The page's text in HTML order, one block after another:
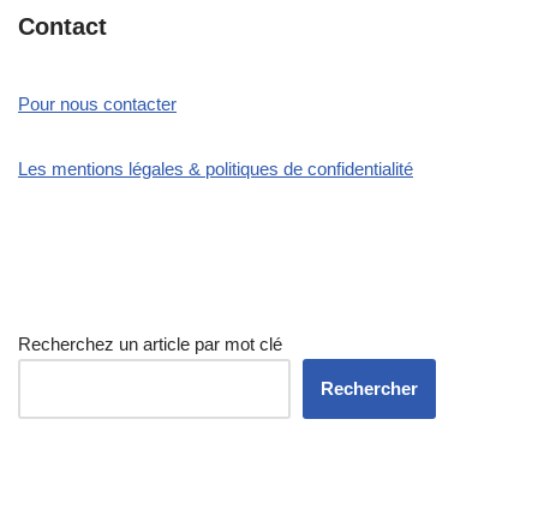
Contact
Pour nous contacter
Les mentions légales & politiques de confidentialité
Recherchez un article par mot clé
Rechercher